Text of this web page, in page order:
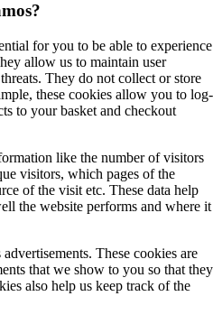
for you to be able to experience
allow us to maintain user
They do not collect or store
these cookies allow you to log-
to your basket and checkout
like the number of visitors
visitors, which pages of the
of the visit etc. These data help
the website performs and where it
These cookies are
that we show to you so that they
also help us keep track of the